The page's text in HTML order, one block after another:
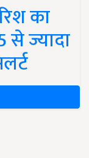
का
से ज्यादा